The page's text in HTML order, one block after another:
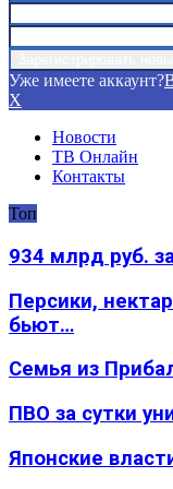
Уже имеете аккаунт?
X
Новости
ТВ Онлайн
Контакты
Топ
934 млрд руб.
Персики,
бьют…
Семья из
ПВО за сутки
Японские